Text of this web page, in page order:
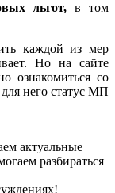
льгот,в том
каждой из мер
Но на сайте
ознакомиться со
него статус МП
актуальные
разбираться